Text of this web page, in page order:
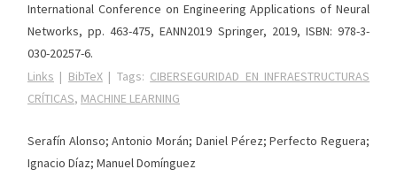
International Conference on Engineering Applications of Neural
Networks,pp. 463-475,EANN2019 Springer, 2019, ISBN: 978-3-
030-20257-6.
Links | BibTeX| Tags: CIBERSEGURIDAD EN INFRAESTRUCTURAS
CRÍTICAS, MACHINE LEARNING
Serafín Alonso; Antonio Morán; Daniel Pérez; Perfecto Reguera;
Ignacio Díaz; Manuel Domínguez